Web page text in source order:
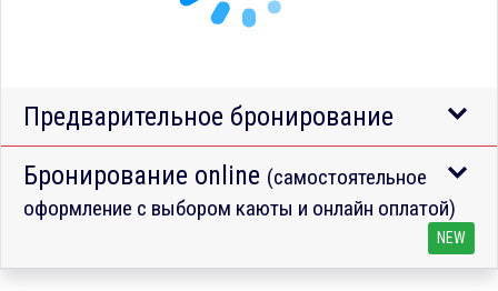
Предварительное бронирование
Бронирование online (самостоятельное
оформление с выбором каюты и онлайн оплатой)
NEW